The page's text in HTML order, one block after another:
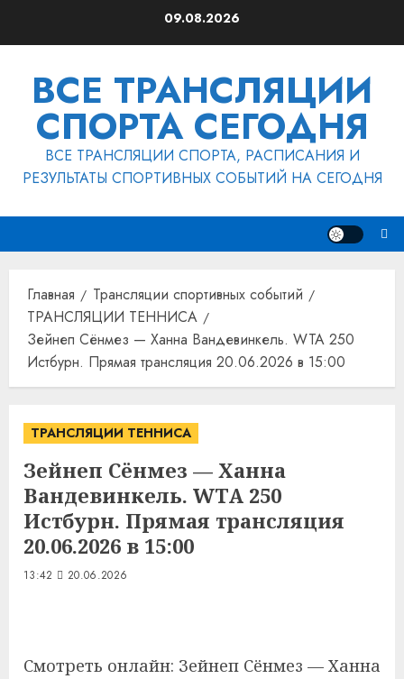
09.08.2026
ВСЕ ТРАНСЛЯЦИИ
СПОРТА СЕГОДНЯ
ВСЕ ТРАНСЛЯЦИИ СПОРТА, РАСПИСАНИЯ И
РЕЗУЛЬТАТЫ СПОРТИВНЫХ СОБЫТИЙ НА СЕГОДНЯ
Главная
Трансляции спортивных событий
ТРАНСЛЯЦИИ ТЕННИСА
Зейнеп Сёнмез — Ханна Вандевинкель. WTA 250
Истбурн. Прямая трансляция 20.06.2026 в 15:00
ТРАНСЛЯЦИИ ТЕННИСА
Зейнеп Сёнмез — Ханна
Вандевинкель. WTA 250
Истбурн. Прямая трансляция
20.06.2026 в 15:00
13:42 20.06.2026
Смотреть онлайн: Зейнеп Сёнмез — Ханна